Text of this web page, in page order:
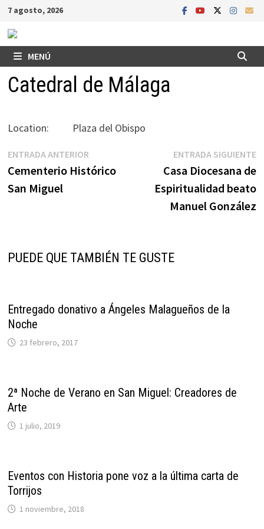
Saltar
contenido
7 agosto, 2026
MENÚ
Catedral de Málaga
Location: Plaza del Obispo
Navegación
de
entradas
ENTRADA ANTERIOREntrada
anterior:
Cementerio Histórico
San Miguel
ENTRADA SIGUIENTE
Casa Diocesana de
Espiritualidad beato
Manuel González
PUEDE QUE TAMBIÉN TE GUSTE
Entregado donativo a Ángeles Malagueños de la
Noche
23 febrero, 2017
2ª Noche de Verano en San Miguel: Creadores de
Arte
1 julio, 2019
Eventos con Historia pone voz a la última carta de
Torrijos
1 noviembre, 2018